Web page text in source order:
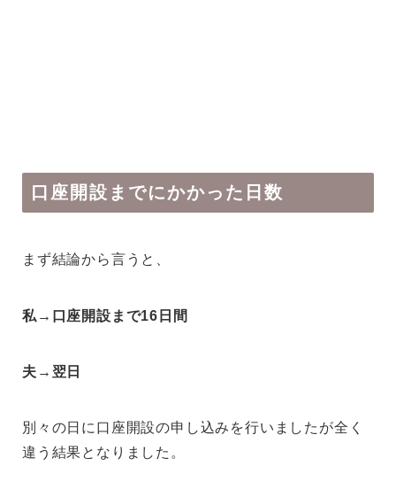
口座開設までにかかった日数
まず結論から言うと、
私→口座開設まで16日間
夫→翌日
別々の日に口座開設の申し込みを行いましたが全く
違う結果となりました。